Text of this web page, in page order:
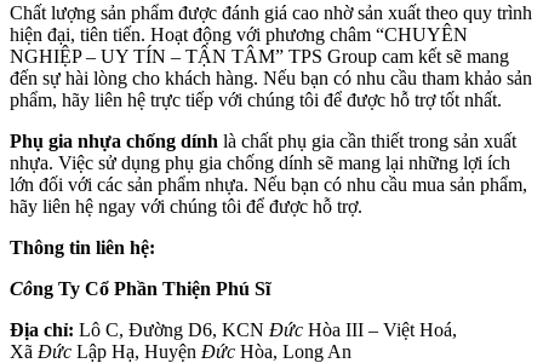
Chất lượng sản phẩm được đánh giá cao nhờ sản xuất theo quy trình
hiện đại, tiên tiến. Hoạt động với phương châm “CHUYÊN
NGHIỆP – UY TÍN – TẬN TÂM” TPS Group cam kết sẽ mang
đến sự hài lòng cho khách hàng. Nếu bạn có nhu cầu tham khảo sản
phẩm, hãy liên hệ trực tiếp với chúng tôi để được hỗ trợ tốt nhất.
Phụ gia nhựa chống dính là chất phụ gia cần thiết trong sản xuất
nhựa. Việc sử dụng phụ gia chống dính sẽ mang lại những lợi ích
lớn đối với các sản phẩm nhựa. Nếu bạn có nhu cầu mua sản phẩm,
hãy liên hệ ngay với chúng tôi để được hỗ trợ.
Thông tin liên hệ:
Công Ty Cổ Phần Thiện Phú Sĩ
Địa chỉ: Lô C, Đường D6, KCN Đức Hòa III – Việt Hoá,
Xã Đức Lập Hạ, Huyện Đức Hòa, Long An